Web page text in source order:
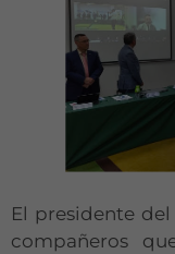
El presidente
compañeros